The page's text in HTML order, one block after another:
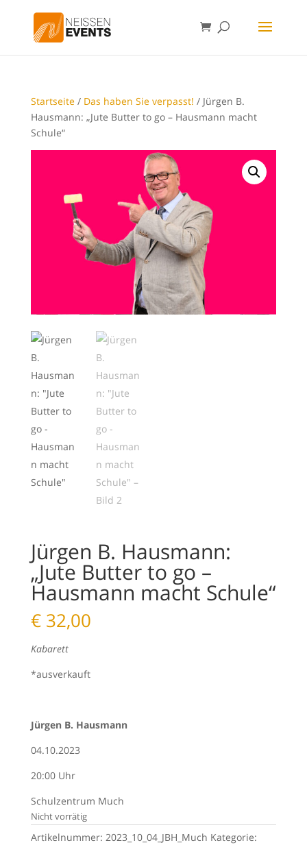
Startseite / Das haben Sie verpasst! / Jürgen B.
Hausmann: „Jute Butter to go – Hausmann macht
Schule“
Jürgen B. Hausmann:
„Jute Butter to go –
Hausmann macht Schule“
€32,00
Kabarett
*ausverkauft
Jürgen B. Hausmann
04.10.2023
20:00 Uhr
Schulzentrum Much
Nicht vorrätig
Artikelnummer: 2023_10_04_JBH_Much Kategorie: